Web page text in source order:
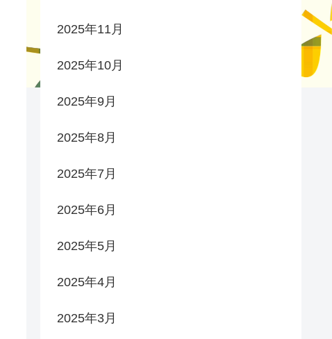
2025年11月
2025年10月
2025年9月
2025年8月
2025年7月
2025年6月
2025年5月
2025年4月
2025年3月